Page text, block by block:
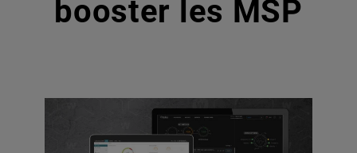
booster les MSP